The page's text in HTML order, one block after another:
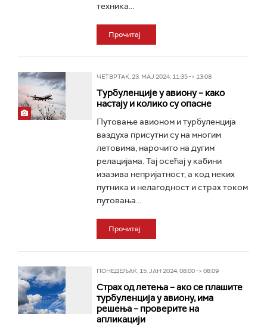
техника...
Прочитај
ЧЕТВРТАК, 23. МАЈ 2024, 11:35 -> 13:08
Турбуленције у авиону – како
настају и колико су опасне
Путовање авионом и турбуленција
ваздуха присутни су на многим
летовима, нарочито на дугим
релацијама. Тај осећај у кабини
изазива непријатност, а код неких
путника и нелагодност и страх током
путовања...
Прочитај
ПОНЕДЕЉАК, 15. ЈАН 2024, 08:00 -> 08:09
Страх од летења – ако се плашите
турбуленција у авиону, има
решења – проверите на
апликацији